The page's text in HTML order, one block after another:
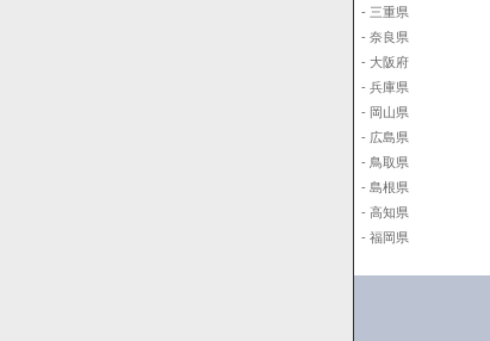
- 三重県
- 奈良県
- 大阪府
- 兵庫県
- 岡山県
- 広島県
- 鳥取県
- 島根県
- 高知県
- 福岡県